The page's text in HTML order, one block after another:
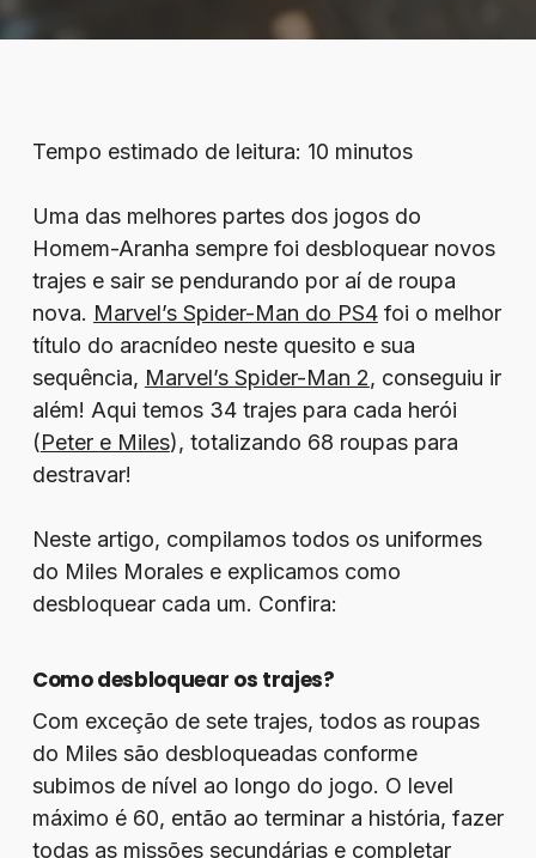
Tempo estimado de leitura: 10 minutos
Uma das melhores partes dos jogos do
Homem-Aranha sempre foi desbloquear novos
trajes e sair se pendurando por aí de roupa
nova. Marvel’s Spider-Man do PS4foi o melhor
título do aracnídeo neste quesito e sua
sequência, Marvel’s Spider-Man 2, conseguiu ir
além! Aqui temos 34 trajes para cada herói
(Peter e Miles), totalizando 68 roupas para
destravar!
Neste artigo, compilamos todos os uniformes
do Miles Morales e explicamos como
desbloquear cada um. Confira:
Como desbloquear os trajes?
Com exceção de sete trajes, todos as roupas
do Miles são desbloqueadas conforme
subimos de nível ao longo do jogo. O level
máximo é 60, então ao terminar a história, fazer
todas as missões secundárias e completar